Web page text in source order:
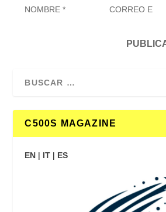
C500S MAGAZINE
EN | IT | ES